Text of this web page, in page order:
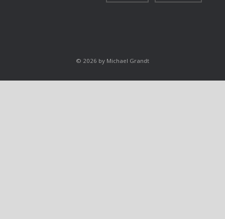
© 2026 by Michael Grandt